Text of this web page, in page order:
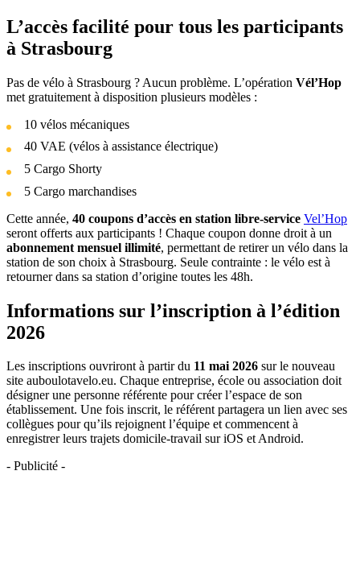
L’accès facilité pour tous les participants
à Strasbourg
Pas de vélo à Strasbourg ? Aucun problème. L’opération Vél’Hop
met gratuitement à disposition plusieurs modèles :
10 vélos mécaniques
40 VAE (vélos à assistance électrique)
5 Cargo Shorty
5 Cargo marchandises
Cette année, 40 coupons d’accès en station libre-service Vel’Hop
seront offerts aux participants ! Chaque coupon donne droit à un
abonnement mensuel illimité, permettant de retirer un vélo dans la
station de son choix à Strasbourg. Seule contrainte : le vélo est à
retourner dans sa station d’origine toutes les 48h.
Informations sur l’inscription à l’édition
2026
Les inscriptions ouvriront à partir du 11 mai 2026 sur le nouveau
site auboulotavelo.eu. Chaque entreprise, école ou association doit
désigner une personne référente pour créer l’espace de son
établissement. Une fois inscrit, le référent partagera un lien avec ses
collègues pour qu’ils rejoignent l’équipe et commencent à
enregistrer leurs trajets domicile-travail sur iOS et Android.
- Publicité -